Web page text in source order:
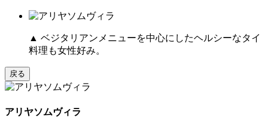
▲ ベジタリアンメニューを中心にしたヘルシーなタイ
料理も女性好み。
戻る
アリヤソムヴィラ